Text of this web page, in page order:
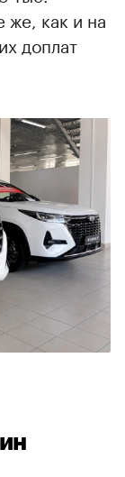
же, как и на
доплат